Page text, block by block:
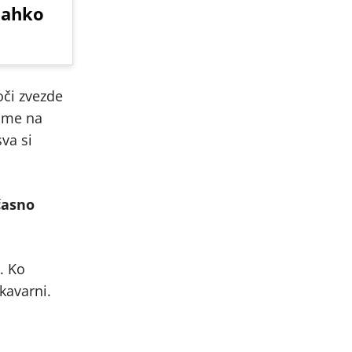
zvezde
na
si
Ko